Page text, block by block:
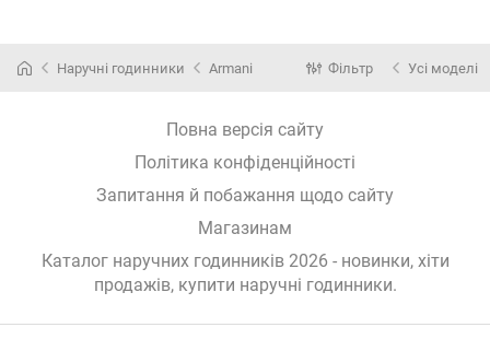
Наручні годинники Armani Фільтр Усі моделі
Повна версія сайту
Політика конфіденційності
Запитання й побажання щодо сайту
Магазинам
Каталог наручних годинників 2026 - новинки, хіти
продажів, купити наручні годинники.